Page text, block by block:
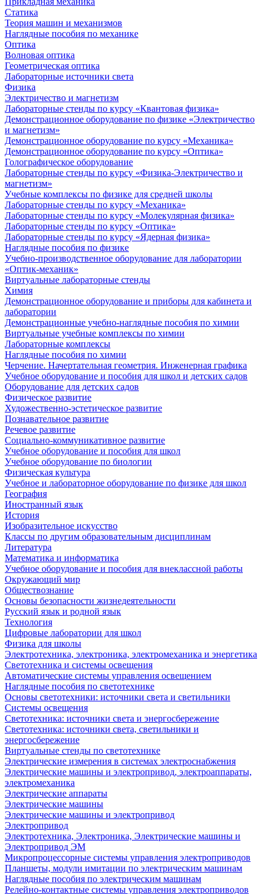
Статика
Теория машин и механизмов
Наглядные пособия по механике
Оптика
Волновая оптика
Геометрическая оптика
Лабораторные источники света
Физика
Электричество и магнетизм
Лабораторные стенды по курсу «Квантовая физика»
Демонстрационное оборудование по физике «Электричество
и магнетизм»
Демонстрационное оборудование по курсу «Механика»
Демонстрационное оборудование по курсу «Оптика»
Голографическое оборудование
Лабораторные стенды по курсу «Физика-Электричество и
магнетизм»
Учебные комплексы по физике для средней школы
Лабораторные стенды по курсу «Механика»
Лабораторные стенды по курсу «Молекулярная физика»
Лабораторные стенды по курсу «Оптика»
Лабораторные стенды по курсу «Ядерная физика»
Наглядные пособия по физике
Учебно-производственное оборудование для лаборатории
«Оптик-механик»
Виртуальные лабораторные стенды
Химия
Демонстрационное оборудование и приборы для кабинета и
лаборатории
Демонстрационные учебно-наглядные пособия по химии
Виртуальные учебные комплексы по химии
Лабораторные комплексы
Наглядные пособия по химии
Черчение. Начертательная геометрия. Инженерная графика
Учебное оборудование и пособия для школ и детских садов
Оборудование для детских садов
Физическое развитие
Художественно-эстетическое развитие
Познавательное развитие
Речевое развитие
Социально-коммуникативное развитие
Учебное оборудование и пособия для школ
Учебное оборудование по биологии
Физическая культура
Учебное и лабораторное оборудование по физике для школ
География
Иностранный язык
История
Изобразительное искусство
Классы по другим образовательным дисциплинам
Литература
Математика и информатика
Учебное оборудование и пособия для внеклассной работы
Окружающий мир
Обществознание
Основы безопасности жизнедеятельности
Русский язык и родной язык
Технология
Цифровые лаборатории для школ
Физика для школы
Электротехника, электроника, электромеханика и энергетика
Светотехника и системы освещения
Автоматические системы управления освещением
Наглядные пособия по светотехнике
Основы светотехники: источники света и светильники
Системы освещения
Светотехника: источники света и энергосбережение
Светотехника: источники света, светильники и
энергосбережение
Виртуальные стенды по светотехнике
Электрические измерения в системах электроснабжения
Электрические машины и электропривод, электроаппараты,
электромеханика
Электрические аппараты
Электрические машины
Электрические машины и электропривод
Электропривод
Электротехника, Электроника, Электрические машины и
Электропривод ЭМ
Микропроцессорные системы управления электроприводов
Планшеты, модули имитации по электрическим машинам
Наглядные пособия по электрическим машинам
Релейно-контактные системы управления электроприводов